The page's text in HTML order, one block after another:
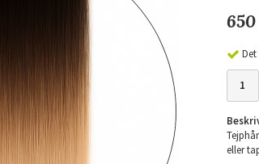
Det
eller